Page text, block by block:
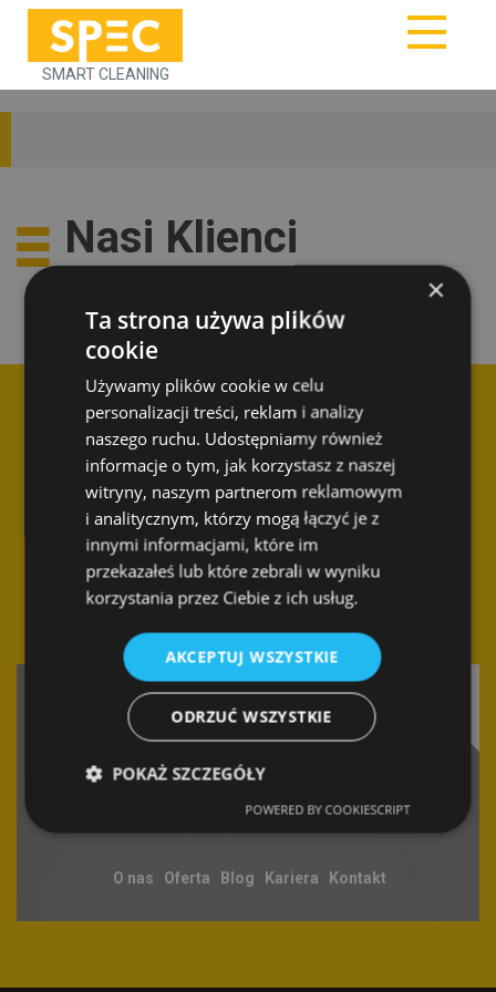
SMART CLEANING
Nasi Klienci
Dane kontaktowe
SPEC Smart Cleaning Sp. z o.o.
Biuro firmy
ul. Braniborska 14
Zadzwoń a odpowiemy na
każde Twoje pytanie...
504 440 390
spec@spec-firma.com
O nas Oferta Blog Kariera Kontakt
×
Ta strona używa plików
cookie
Używamy plików cookie w celu
personalizacji treści, reklam i analizy
naszego ruchu. Udostępniamy również
informacje o tym, jak korzystasz z naszej
witryny, naszym partnerom reklamowym
i analitycznym, którzy mogą łączyć je z
innymi informacjami, które im
przekazałeś lub które zebrali w wyniku
korzystania przez Ciebie z ich usług.
AKCEPTUJ WSZYSTKIE
ODRZUĆ WSZYSTKIE
POKAŻ SZCZEGÓŁY
POWERED BY COOKIESCRIPT